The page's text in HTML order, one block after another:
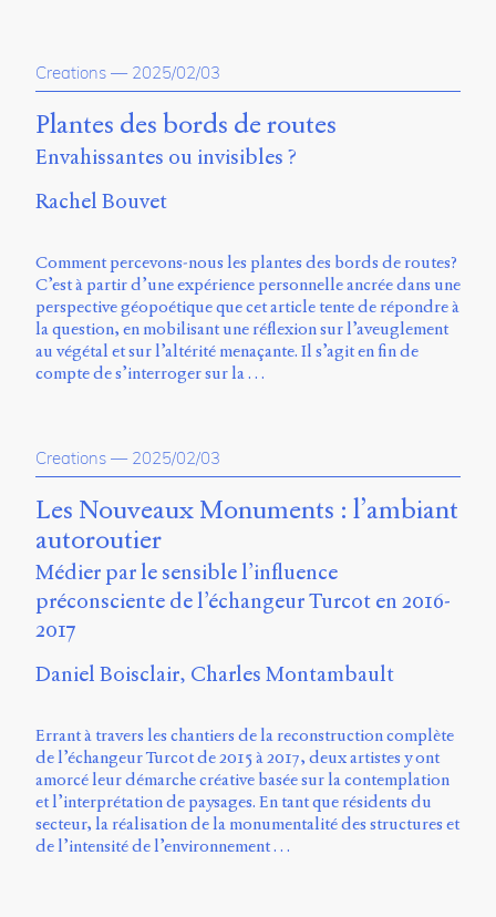
Adams.
Ce
site
conçu
Blanc,
Maxime
Bouton,
Jérémy
De
Barros,
Guicherd,
Monjour,
Nicolas
Sauret
et
Marcello
Vitali-
Rosati,
de
2018
2020.
Creations — 2025/02/03
Plantes des bords de routes
Envahissantes ou invisibles ?
Rachel Bouvet
Comment percevons-nous les plantes des bords de routes?
C’est à partir d’une expérience personnelle ancrée dans une
perspective géopoétique que cet article tente de répondre à
la question, en mobilisant une réflexion sur l’aveuglement
au végétal et sur l’altérité menaçante. Il s’agit en fin de
compte de s’interroger sur la …
Creations — 2025/02/03
Les Nouveaux Monuments : l’ambiant
autoroutier
Médier par le sensible l’influence
préconsciente de l’échangeur Turcot en 2016-
2017
Daniel Boisclair Charles Montambault
Errant à travers les chantiers de la reconstruction complète
de l’échangeur Turcot de 2015 à 2017, deux artistes y ont
amorcé leur démarche créative basée sur la contemplation
et l’interprétation de paysages. En tant que résidents du
secteur, la réalisation de la monumentalité des structures et
de l’intensité de l’environnement …